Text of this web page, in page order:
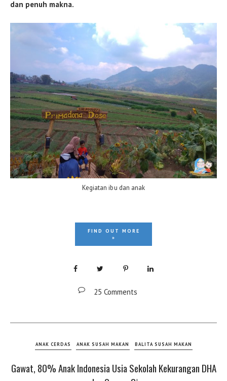
dan penuh makna.
Kegiatan ibu dan anak
FIND OUT MORE
»
25 Comments
ANAK CERDAS ANAK SUSAH MAKAN BALITA SUSAH MAKAN
Gawat, 80% Anak Indonesia Usia Sekolah Kekurangan DHA